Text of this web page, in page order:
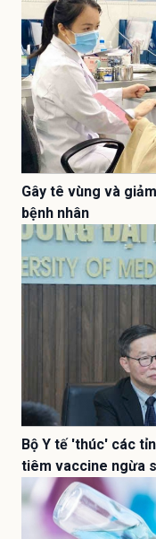
Gây tê vùng và
bệnh nhân
Bộ Y tế 'thúc' các
tiêm vaccine ngừa